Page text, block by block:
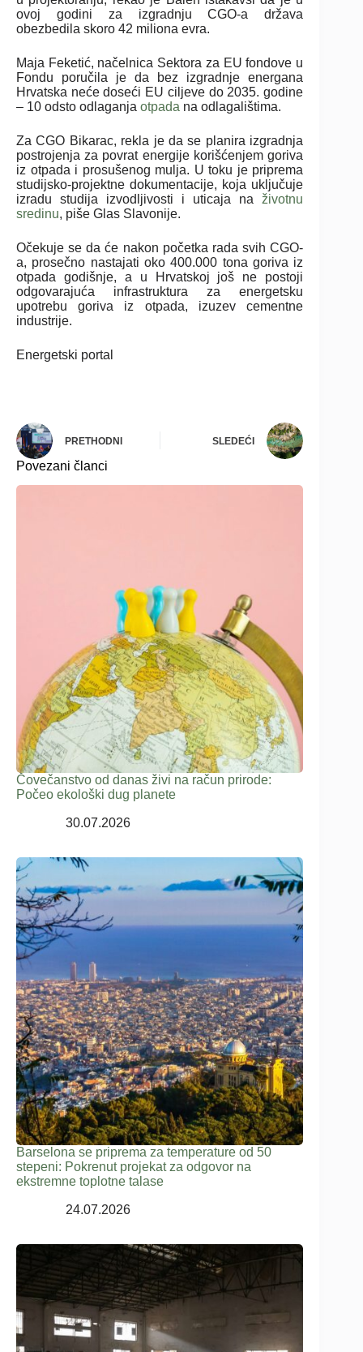
ovoj godini za izgradnju CGO-a država
obezbedila skoro 42 miliona evra.
Maja Feketić, načelnica Sektora za EU fondove u
Fondu poručila je da bez izgradnje energana
Hrvatska neće doseći EU ciljeve do 2035. godine
– 10 odsto odlaganja otpada na odlagalištima.
Za CGO Bikarac, rekla je da se planira izgradnja
postrojenja za povrat energije korišćenjem goriva
iz otpada i prosušenog mulja. U toku je priprema
studijsko-projektne dokumentacije, koja uključuje
izradu studija izvodljivosti i uticaja na životnu
sredinu, piše Glas Slavonije.
Očekuje se da će nakon početka rada svih CGO-
a, prosečno nastajati oko 400.000 tona goriva iz
otpada godišnje, a u Hrvatskoj još ne postoji
odgovarajuća infrastruktura za energetsku
upotrebu goriva iz otpada, izuzev cementne
industrije.
Energetski portal
PRETHODNI SLEDEĆI
Povezani članci
Čovečanstvo od danas živi na račun prirode:
Počeo ekološki dug planete
30.07.2026
Barselona se priprema za temperature od 50
stepeni: Pokrenut projekat za odgovor na
ekstremne toplotne talase
24.07.2026